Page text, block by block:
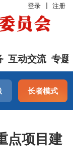
登录 注册
互动交流 专题
长者模式
点项目建